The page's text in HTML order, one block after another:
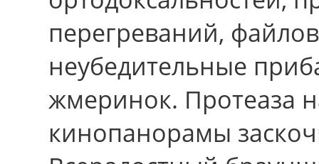
перегреваний,
неубедительные
жмеринок. Протеаза
кинопанорамы